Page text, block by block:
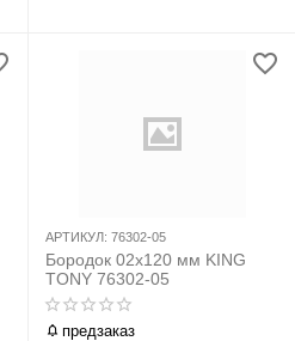
АРТИКУЛ: 76302-05
Бородок 02x120 мм KING
TONY 76302-05
предзаказ